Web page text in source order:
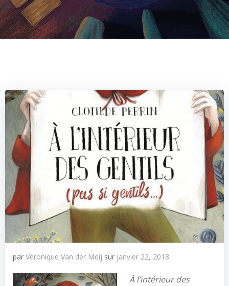
par Véronique Van der Meij sur janvier 22, 2018
À l’intérieur des